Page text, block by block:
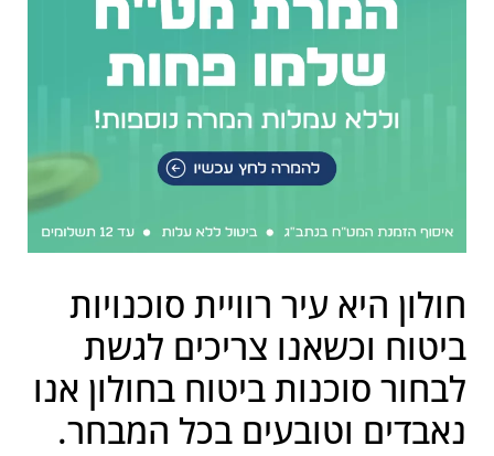
חולון היא עיר רוויית סוכנויות
ביטוח וכשאנו צריכים לגשת
לבחור סוכנות ביטוח בחולון אנו
נאבדים וטובעים בכל המבחר.